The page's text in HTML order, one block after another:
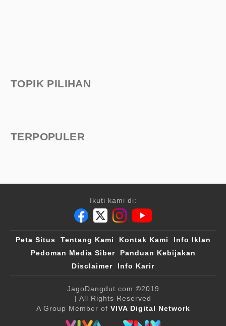
TOPIK PILIHAN
TERPOPULER
Ikuti kami di:
Peta Situs Tentang Kami Kontak Kami
Info Iklan
Pedoman Media Siber
Panduan Kebijakan
Disclaimer
Info Karir
JagoDangdut.com ©2019
| All Rights Reserved
A Group Member of VIVA Digital Network